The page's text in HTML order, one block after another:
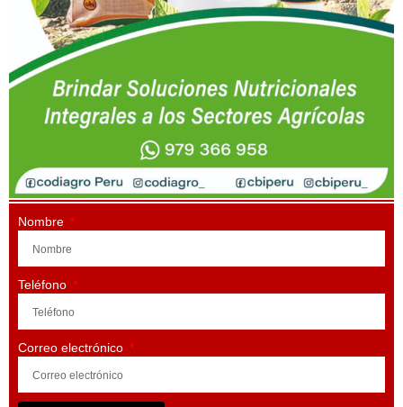
Nombre
Teléfono
Correo electrónico